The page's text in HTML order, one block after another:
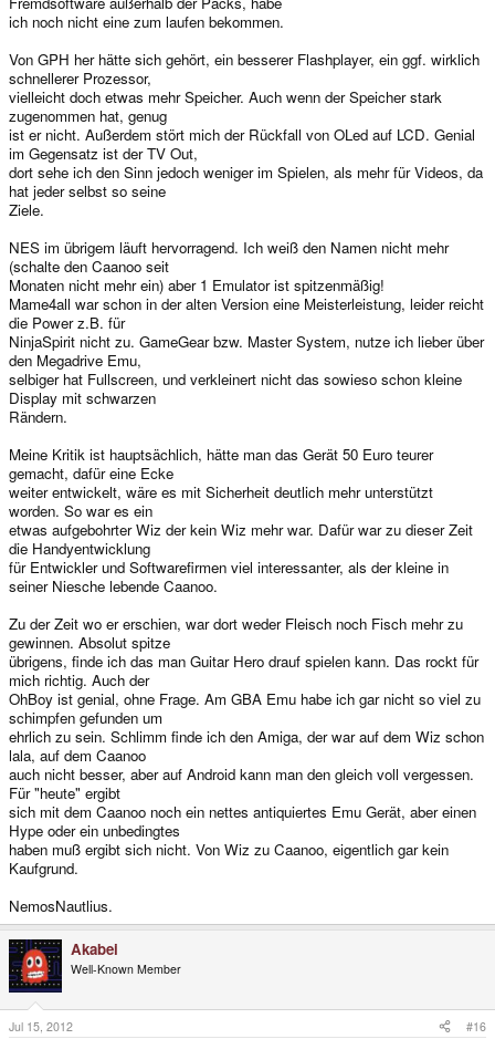
ich noch nicht eine zum laufen bekommen.
Von GPH her hätte sich gehört, ein besserer Flashplayer, ein ggf. wirklich
schnellerer Prozessor,
vielleicht doch etwas mehr Speicher. Auch wenn der Speicher stark
zugenommen hat, genug
ist er nicht. Außerdem stört mich der Rückfall von OLed auf LCD. Genial
im Gegensatz ist der TV Out,
dort sehe ich den Sinn jedoch weniger im Spielen, als mehr für Videos, da
hat jeder selbst so seine
Ziele.
NES im übrigem läuft hervorragend. Ich weiß den Namen nicht mehr
(schalte den Caanoo seit
Monaten nicht mehr ein) aber 1 Emulator ist spitzenmäßig!
Mame4all war schon in der alten Version eine Meisterleistung, leider reicht
die Power z.B. für
NinjaSpirit nicht zu. GameGear bzw. Master System, nutze ich lieber über
den Megadrive Emu,
selbiger hat Fullscreen, und verkleinert nicht das sowieso schon kleine
Display mit schwarzen
Rändern.
Meine Kritik ist hauptsächlich, hätte man das Gerät 50 Euro teurer
gemacht, dafür eine Ecke
weiter entwickelt, wäre es mit Sicherheit deutlich mehr unterstützt
worden. So war es ein
etwas aufgebohrter Wiz der kein Wiz mehr war. Dafür war zu dieser Zeit
die Handyentwicklung
für Entwickler und Softwarefirmen viel interessanter, als der kleine in
seiner Niesche lebende Caanoo.
Zu der Zeit wo er erschien, war dort weder Fleisch noch Fisch mehr zu
gewinnen. Absolut spitze
übrigens, finde ich das man Guitar Hero drauf spielen kann. Das rockt für
mich richtig. Auch der
OhBoy ist genial, ohne Frage. Am GBA Emu habe ich gar nicht so viel zu
schimpfen gefunden um
ehrlich zu sein. Schlimm finde ich den Amiga, der war auf dem Wiz schon
lala, auf dem Caanoo
auch nicht besser, aber auf Android kann man den gleich voll vergessen.
Für "heute" ergibt
sich mit dem Caanoo noch ein nettes antiquiertes Emu Gerät, aber einen
Hype oder ein unbedingtes
haben muß ergibt sich nicht. Von Wiz zu Caanoo, eigentlich gar kein
Kaufgrund.
NemosNautlius.
Akabei
Well-Known Member
Jul 15, 2012 #16